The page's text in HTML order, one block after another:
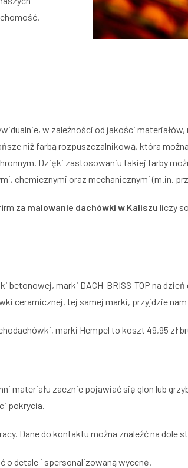
w zależności od jakości materiałów,
niż farbą rozpuszczalnikową, która
Dzięki zastosowaniu takiej farby
chemicznymi oraz mechanicznymi (m.in.
za malowanie dachówki w Kaliszu liczy
betonowej, marki DACH-BRISS-TOP na
ceramicznej, tej samej marki, przyjdzie
marki Hempel to koszt 49,95 zł
materiału zacznie pojawiać się glon lub
pokrycia.
Dane do kontaktu można znaleźć na dole
o detale i spersonalizowaną wycenę.